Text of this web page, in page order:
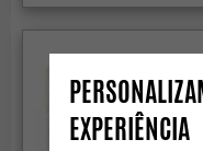
EXPERIÊNCIA